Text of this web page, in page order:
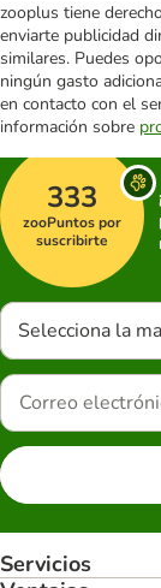
zooplus tiene
enviarte publicidad
similares. Puedes
ningún gasto
en contacto con el
información sobre
333
zooPuntos por
suscribirte
Selecciona la
Servicios